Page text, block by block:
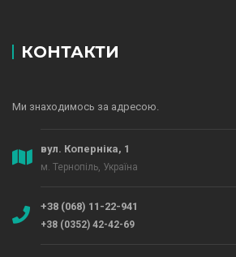
КОНТАКТИ
Ми знаходимось за адресою.
вул. Коперніка, 1
м. Тернопіль, Україна
+38 (068) 11-22-941
+38 (0352) 42-42-69